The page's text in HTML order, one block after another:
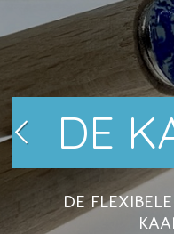
DE
DE